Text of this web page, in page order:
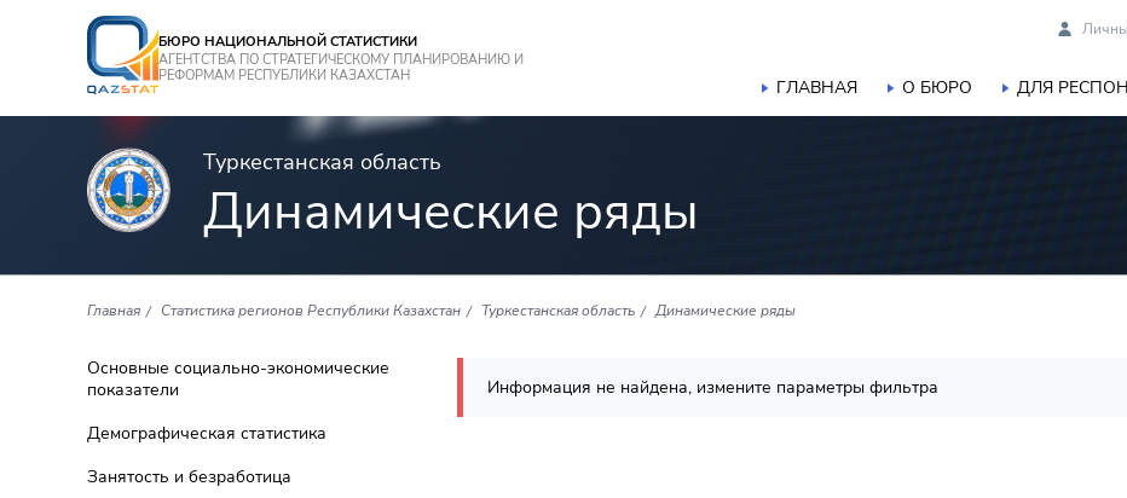
БЮРО НАЦИОНАЛЬНОЙ СТАТИСТИКИ
АГЕНТСТВА ПО СТРАТЕГИЧЕСКОМУ ПЛАНИРОВАНИЮ И
РЕФОРМАМ РЕСПУБЛИКИ КАЗАХСТАН
ГЛАВНАЯ О БЮРО ДЛЯ
Туркестанская область
Динамические ряды
Главная Статистика регионов Республики Казахстан Туркестанская область Динамические ряды
Основные социально-экономические
показатели
Демографическая статистика
Занятость и безработица
Информация не найдена, измените параметры фильтра